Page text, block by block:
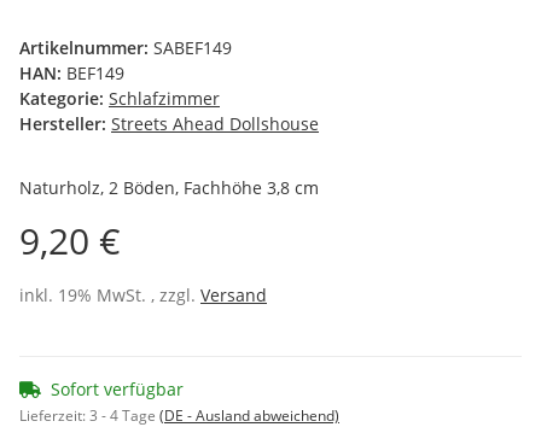
Artikelnummer: SABEF149
HAN: BEF149
Kategorie: Schlafzimmer
Hersteller: Streets Ahead Dollshouse
Naturholz, 2 Böden, Fachhöhe 3,8 cm
9,20 €
inkl. 19% MwSt. , zzgl. Versand
Sofort verfügbar
Lieferzeit:3 - 4 Tage (DE - Ausland abweichend)